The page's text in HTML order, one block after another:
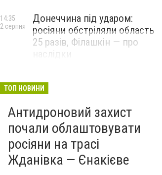
Донеччина під ударом:
росіяни обстріляли область
25 разів, Філашкін — про
14:35
2 серпня
ТОП НОВИНИ
Антидроновий захист
почали облаштовувати
росіяни на трасі
Жданівка — Єнакієве